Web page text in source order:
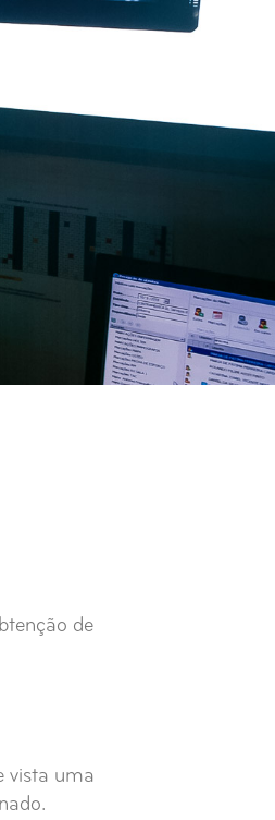
de
vista uma